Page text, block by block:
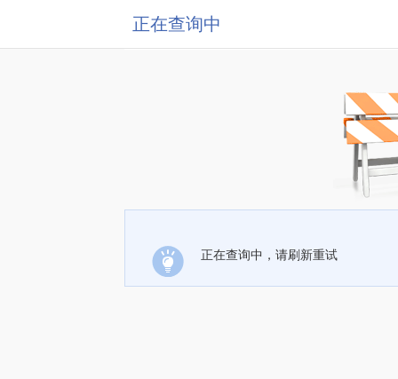
正在查询中
正在查询中，请刷新重试